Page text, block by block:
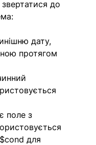
до
дату,
протягом
поле з
для